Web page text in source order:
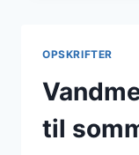
OPSKRIFTER
til